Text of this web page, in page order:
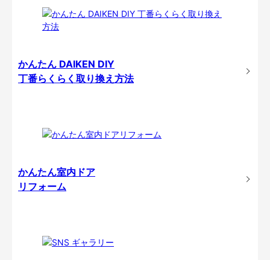
かんたん DAIKEN DIY
丁番らくらく取り換え方法
かんたん室内ドア
リフォーム